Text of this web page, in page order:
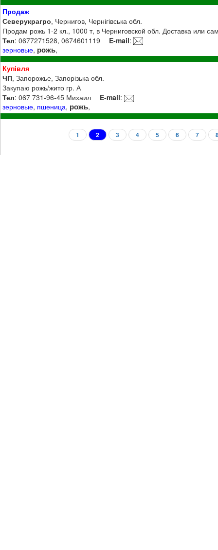
Продаж
Северукрагро, Чернигов, Чернігівська обл.
Продам рожь 1-2 кл., 1000 т, в Черниговской обл. Доставка или
Тел: 0677271528, 0674601119 E-mail:
зерновые, рожь,
Купівля
ЧП, Запорожье, Запорізька обл.
Закупаю рожь/жито гр. А
Тел: 067 731-96-45 Михаил E-mail:
зерновые, пшеница, рожь,
1 2 3 4 5 6 7